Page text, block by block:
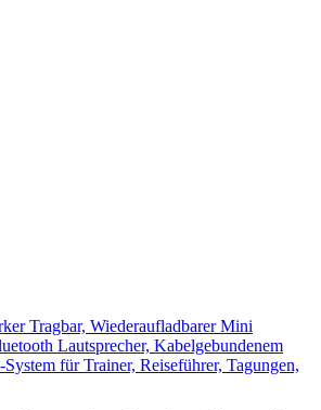
Tragbar, Wiederaufladbarer Mini
Lautsprecher, Kabelgebundenem
für Trainer, Reiseführer, Tagungen,